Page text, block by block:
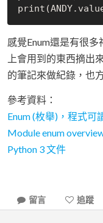
感覺Enum還是有很
上會用到的東西摘出
的筆記來做紀錄，也
參考資料：
Enum (枚舉)，程式可
Module enum
Python 3 文件
留言 追蹤